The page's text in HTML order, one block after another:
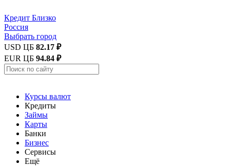
Кредит Близко
Россия
Выбрать город
USD ЦБ 82.17 ₽
EUR ЦБ 94.84 ₽
Курсы валют
Кредиты
Займы
Карты
Банки
Бизнес
Сервисы
Ещё